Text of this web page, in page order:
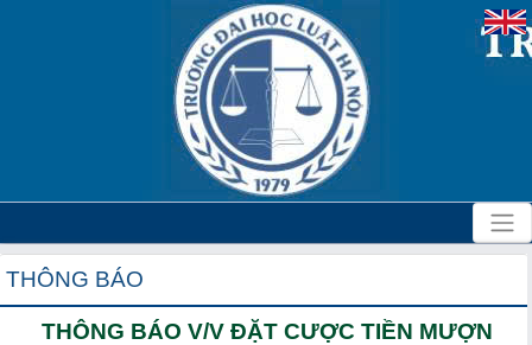
THÔNG BÁO
THÔNG BÁO V/V ĐẶT CƯỢC TIỀN MƯỢN